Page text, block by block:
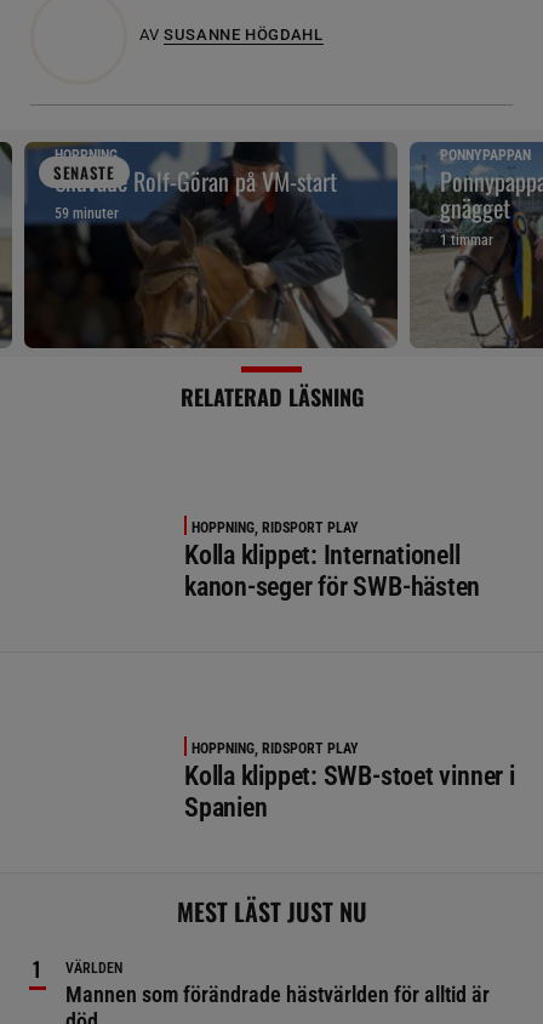
AV SUSANNE HÖGDAHL
SENASTE
HOPPNING
Snuvade Rolf-Göran på VM-start
59 minuter
PONNYPAPPAN
gnägget
1 timmar
RELATERAD LÄSNING
HOPPNING, RIDSPORT PLAY
Kolla klippet: Internationell
kanon-seger för SWB-hästen
HOPPNING, RIDSPORT PLAY
Kolla klippet: SWB-stoet vinner i
Spanien
MEST LÄST JUST NU
VÄRLDEN
Mannen som förändrade hästvärlden för alltid är